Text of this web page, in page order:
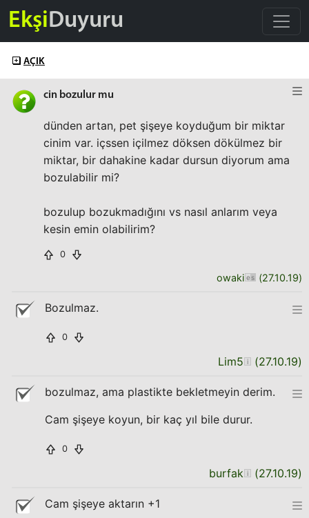
EkşiDuyuru
AÇIK
cin bozulur mu
dünden artan, pet şişeye koyduğum bir miktar
cinim var. içssen içilmez döksen dökülmez bir
miktar, bir dahakine kadar dursun diyorum ama
bozulabilir mi?
bozulup bozukmadığını vs nasıl anlarım veya
kesin emin olabilirim?
0
owaki (27.10.19)
Bozulmaz.
0
Lim5 (27.10.19)
bozulmaz, ama plastikte bekletmeyin derim.
Cam şişeye koyun, bir kaç yıl bile durur.
0
burfak (27.10.19)
Cam şişeye aktarın +1